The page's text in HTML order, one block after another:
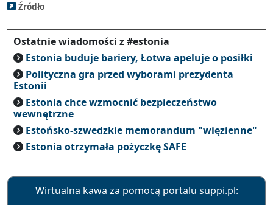
Źródło
Ostatnie wiadomości z #estonia
Estonia buduje bariery, Łotwa apeluje o posiłki
Polityczna gra przed wyborami prezydenta
Estonii
Estonia chce wzmocnić bezpieczeństwo
wewnętrzne
Estońsko-szwedzkie memorandum "więzienne"
Estonia otrzymała pożyczkę SAFE
Wirtualna kawa za pomocą portalu suppi.pl: